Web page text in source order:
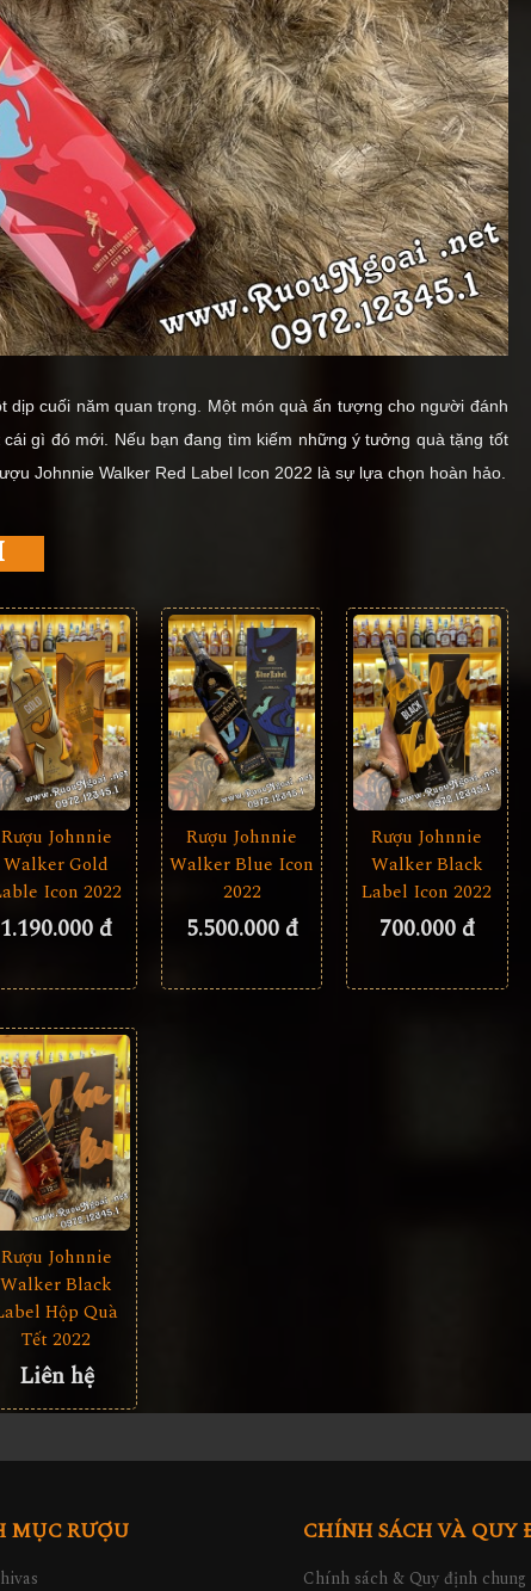
dịp cuối năm quan trọng. Một món quà ấn tượng cho người đánh
gì đó mới. Nếu bạn đang tìm kiếm những ý tưởng quà tặng tốt
Johnnie Walker Red Label Icon 2022 là sự lựa chọn hoàn hảo.
Rượu Johnnie
Walker Gold
Icon 2022
1.190.000 đ
Rượu Johnnie
Walker Blue Icon
2022
5.500.000 đ
Rượu Johnnie
Walker Black
Label Icon 2022
700.000 đ
Rượu Johnnie
Walker Black
Hộp Quà
Tết 2022
Liên hệ
MỤC RƯỢU CHÍNH SÁCH VÀ QUY
Chính sách & Quy định chung